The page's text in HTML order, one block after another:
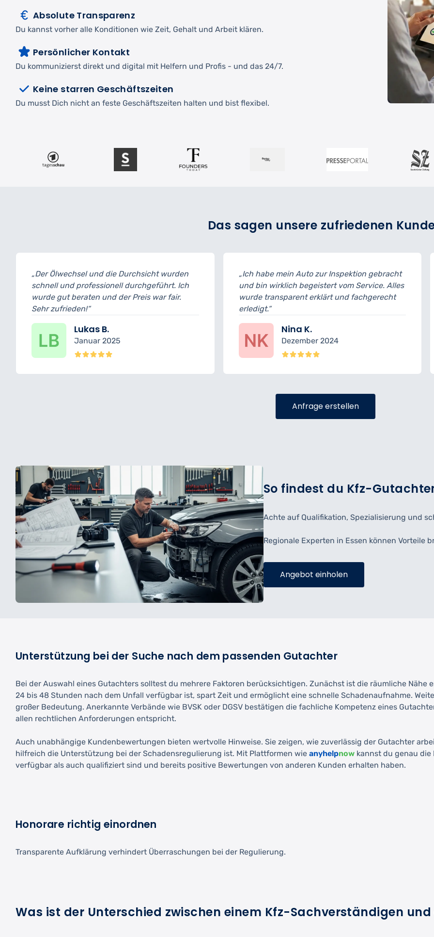
Absolute Transparenz
Du kannst vorher alle Konditionen wie Zeit, Gehalt und Arbeit klären.
Persönlicher Kontakt
Du kommunizierst direkt und digital mit Helfern und Profis - und das 24/7.
Keine starren Geschäftszeiten
Du musst Dich nicht an feste Geschäftszeiten halten und bist flexibel.
Das sagen unsere zufriedenen
die Durchsicht wurden
durchgeführt. Ich
und der Preis war fair.
„Ich habe mein Auto zur Inspektion gebracht
und bin wirklich begeistert vom Service. Alles
wurde transparent erklärt und fachgerecht
Dezember 2024
„Der Reifenwechsel
musste ich 15
geplant. Ansonsten
Anfrage erstellen
So findest du Kfz-
Achte auf Qualifikation, Spezialisierung und
Regionale Experten in Essen können Vorteile
Angebot einholen
Unterstützung bei der Suche nach dem passenden Gutachter
Bei der Auswahl eines Gutachters solltest du mehrere Faktoren berücksichtigen. Zunächst ist die räumliche
24 bis 48 Stunden nach dem Unfall verfügbar ist, spart Zeit und ermöglicht eine schnelle Schadenaufnahme.
großer Bedeutung. Anerkannte Verbände wie BVSK oder DGSV bestätigen die fachliche Kompetenz eines
allen rechtlichen Anforderungen entspricht.
Auch unabhängige Kundenbewertungen bieten wertvolle Hinweise. Sie zeigen, wie zuverlässig der Gutachter
hilfreich die Unterstützung bei der Schadensregulierung ist. Mit Plattformen wie anyhelpnow kannst du genau die
verfügbar als auch qualifiziert sind und bereits positive Bewertungen von anderen Kunden erhalten haben.
Honorare richtig einordnen
Transparente Aufklärung verhindert Überraschungen bei der Regulierung.
Was ist der Unterschied zwischen einem Kfz-Sachverständigen